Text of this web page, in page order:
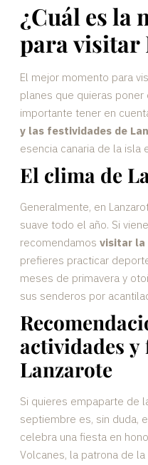
¿Cuál es la
para visitar
El mejor momento para
planes que quieras
importante tener en
y las festividades de
esencia canaria de la isla
El clima de
Generalmente, en
suave todo el año. Si
recomendamos visitar la
prefieres practicar
meses de primavera y
sus senderos por
actividades y
Lanzarote
Si quieres empaparte de
septiembre es, sin duda,
celebra una fiesta en
Volcanes, la patrona de